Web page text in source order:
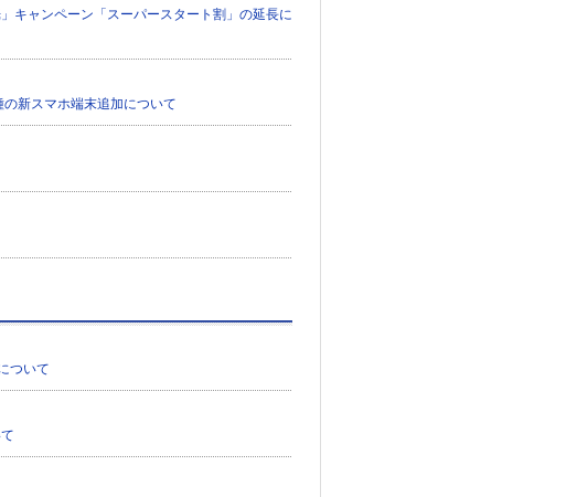
キャンペーン「スーパースタート割」の延長に
新スマホ端末追加について
ついて